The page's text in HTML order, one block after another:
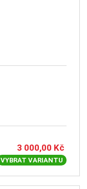
3 000,00 Kč
VYBRAT VARIANTU